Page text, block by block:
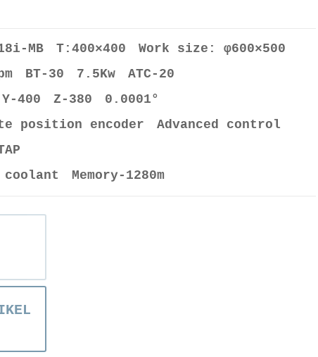
18i-MB T:400×400 Work size: φ600×500
BT-30 7.5Kw ATC-20
400 Z-380 0.0001°
position encoder Advanced control
coolant Memory-1280m